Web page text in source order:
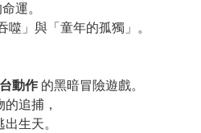
運。
」與「童年的孤獨」。
動作 的黑暗冒險遊戲。
追捕，
生天。